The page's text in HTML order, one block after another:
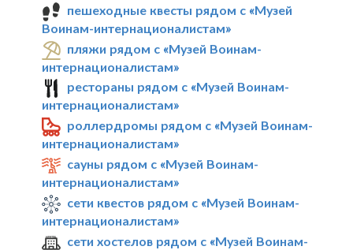
пешеходные квесты рядом с «Музей
Воинам-интернационалистам»
пляжи рядом с «Музей Воинам-
интернационалистам»
рестораны рядом с «Музей Воинам-
интернационалистам»
роллердромы рядом с «Музей Воинам-
интернационалистам»
сауны рядом с «Музей Воинам-
интернационалистам»
сети квестов рядом с «Музей Воинам-
интернационалистам»
сети хостелов рядом с «Музей Воинам-